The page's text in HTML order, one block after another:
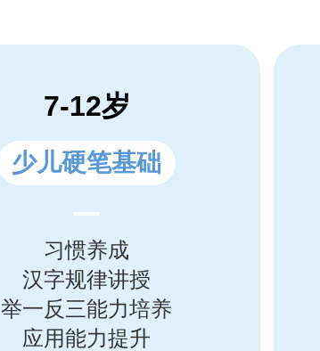
7-12岁
少儿硬笔基础
习惯养成
汉字规律讲授
举一反三能力培养
应用能力提升